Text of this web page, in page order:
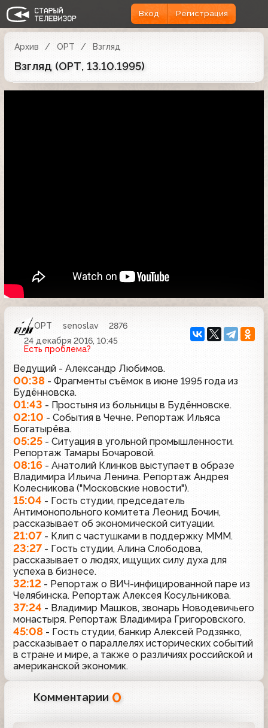
Вход Регистрация
Архив ОРТ Взгляд
Взгляд (ОРТ, 13.10.1995)
ОРТ senoslav
2876
24 декабря 2016, 10:45
Есть проблема?
Ведущий - Александр Любимов.
00:38 - Фрагменты съёмок в июне 1995 года из
Будённовска.
01:43 - Простыня из больницы в Будённовске.
02:10 - События в Чечне. Репортаж Ильяса
Богатырёва.
05:25 - Ситуация в угольной промышленности.
Репортаж Тамары Бочаровой.
08:16 - Анатолий Клинков выступает в образе
Владимира Ильича Ленина. Репортаж Андрея
Колесникова ("Московские новости").
15:04 - Гость студии, председатель
Антимонопольного комитета Леонид Бочин,
рассказывает об экономической ситуации.
21:07 - Клип с частушками в поддержку МММ.
23:27 - Гость студии, Алина Слободова,
рассказывает о людях, ищущих силу духа для
успеха в бизнесе.
32:12 - Репортаж о ВИЧ-инфицированной паре из
Челябинска. Репортаж Алексея Косульникова.
37:24 - Владимир Машков, звонарь Новодевичьего
монастыря. Репортаж Владимира Григоровского.
45:08 - Гость студии, банкир Алексей Родзянко,
рассказывает о параллелях исторических событий
в стране и мире, а также о различиях российской и
американской экономик.
Комментарии 0